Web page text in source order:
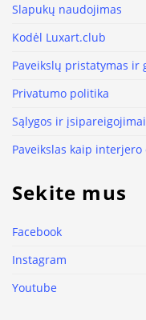
Slapukų naudojimas
Kodėl Luxart.club
Paveikslų pristatymas ir
Privatumo politika
Sąlygos ir įsipareigojimai
Paveikslas kaip interjero
Sekite mus
Facebook
Instagram
Youtube